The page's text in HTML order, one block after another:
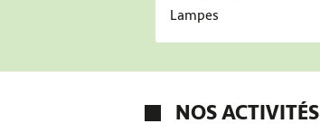
Lampes
NOS ACTIVITÉS